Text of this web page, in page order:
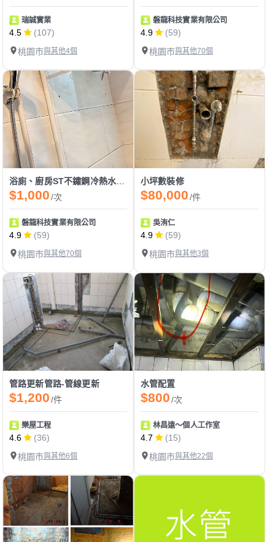
瑞誠實業
4.5
(107)
桃園市與其他4個
磐龍科技實業有限公司
4.9
(59)
桃園市與其他70個
浴廁、廚房ST不鏽鋼冷熱水管壓接配管
$1,000/次
磐龍科技實業有限公司
4.9
(59)
桃園市與其他70個
小坪數裝修
$80,000/件
吳洧仁
4.9
(59)
桃園市與其他3個
管路更新管路-管線更新
$1,200/件
樂屋工程
4.6
(36)
桃園市與其他6個
水管配置
$800/次
林昌遠～個人工作室
4.7
(15)
桃園市與其他22個